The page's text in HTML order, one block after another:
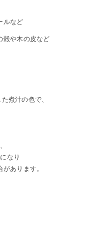
ルなど
殻や木の皮など
煮汁の色で、
なり
あります。